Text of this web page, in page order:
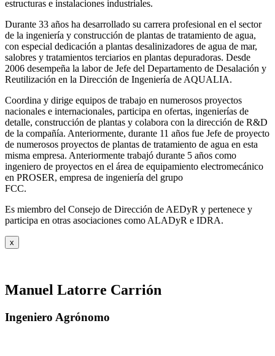
estructuras e instalaciones industriales.
Durante 33 años ha desarrollado su carrera profesional en el sector
de la ingeniería y construcción de plantas de tratamiento de agua,
con especial dedicación a plantas desalinizadores de agua de mar,
salobres y tratamientos terciarios en plantas depuradoras. Desde
2006 desempeña la labor de Jefe del Departamento de Desalación y
Reutilización en la Dirección de Ingeniería de AQUALIA.
Coordina y dirige equipos de trabajo en numerosos proyectos
nacionales e internacionales, participa en ofertas, ingenierías de
detalle, construcción de plantas y colabora con la dirección de R&D
de la compañía. Anteriormente, durante 11 años fue Jefe de proyecto
de numerosos proyectos de plantas de tratamiento de agua en esta
misma empresa. Anteriormente trabajó durante 5 años como
ingeniero de proyectos en el área de equipamiento electromecánico
en PROSER, empresa de ingeniería del grupo
FCC.
Es miembro del Consejo de Dirección de AEDyR y pertenece y
participa en otras asociaciones como ALADyR e IDRA.
x
Manuel Latorre Carrión
Ingeniero Agrónomo